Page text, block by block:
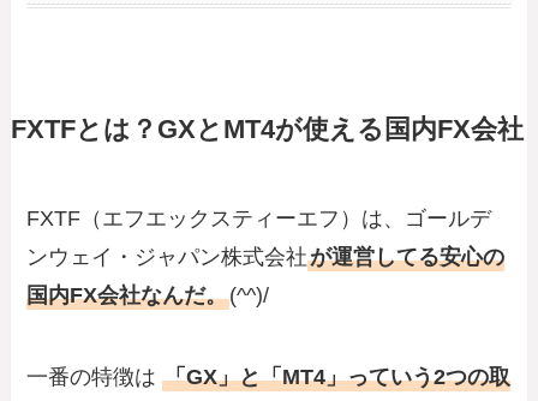
FXTFとは？GXとMT4が使える国内FX会社
FXTF（エフエックスティーエフ）は、ゴールデ
ンウェイ・ジャパン株式会社が運営してる安心の
国内FX会社なんだ。(^^)/
一番の特徴は「GX」と「MT4」っていう2つの取